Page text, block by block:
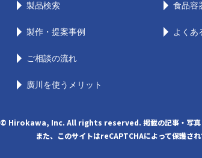
製品検索
製作・提案事例
ご相談の流れ
廣川を使うメリット
食品容
よくあ
© Hirokawa, Inc. All rights reserved. 掲載の記事・写真・
また、このサイトはreCAPTCHAによって保護さ